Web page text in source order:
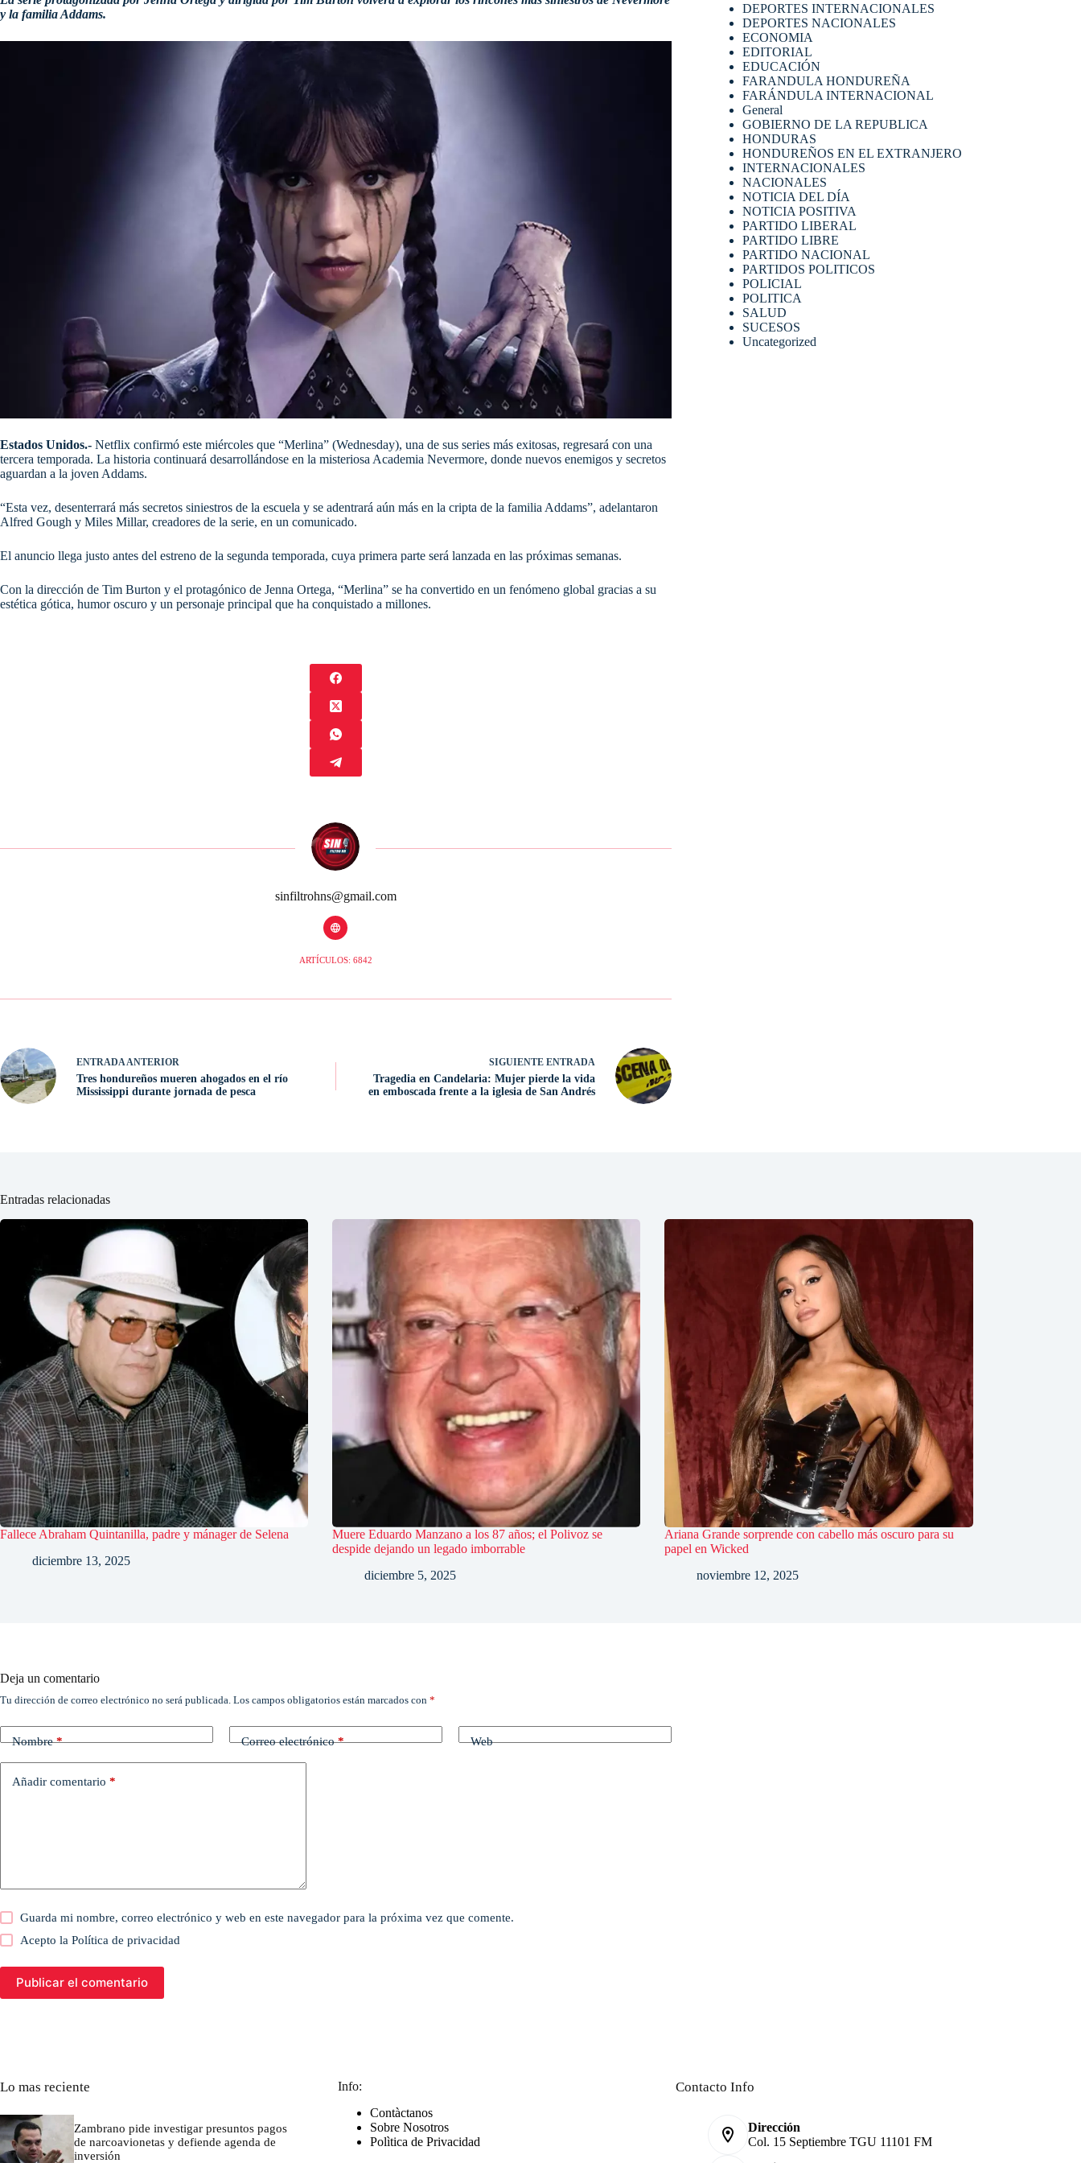
y la familia Addams.
Estados Unidos.- Netflix confirmó este miércoles que “Merlina” (Wednesday), una de sus series más exitosas, regresará con una
tercera temporada. La historia continuará desarrollándose en la misteriosa Academia Nevermore, donde nuevos enemigos y secretos
aguardan a la joven Addams.
“Esta vez, desenterrará más secretos siniestros de la escuela y se adentrará aún más en la cripta de la familia Addams”, adelantaron
Alfred Gough y Miles Millar, creadores de la serie, en un comunicado.
El anuncio llega justo antes del estreno de la segunda temporada, cuya primera parte será lanzada en las próximas semanas.
Con la dirección de Tim Burton y el protagónico de Jenna Ortega, “Merlina” se ha convertido en un fenómeno global gracias a su
estética gótica, humor oscuro y un personaje principal que ha conquistado a millones.
sinfiltrohns@gmail.com
ARTÍCULOS: 6842
ENTRADA ANTERIOR
Tres hondureños mueren ahogados en el río
Mississippi durante jornada de pesca
SIGUIENTE ENTRADA
Tragedia en Candelaria: Mujer pierde la vida
en emboscada frente a la iglesia de San Andrés
DEPORTES INTERNACIONALES
DEPORTES NACIONALES
ECONOMIA
EDITORIAL
EDUCACIÓN
FARANDULA HONDUREÑA
FARÁNDULA INTERNACIONAL
General
GOBIERNO DE LA REPUBLICA
HONDURAS
HONDUREÑOS EN EL EXTRANJERO
INTERNACIONALES
NACIONALES
NOTICIA DEL DÍA
NOTICIA POSITIVA
PARTIDO LIBERAL
PARTIDO LIBRE
PARTIDO NACIONAL
PARTIDOS POLITICOS
POLICIAL
POLITICA
SALUD
SUCESOS
Uncategorized
Entradas relacionadas
Fallece Abraham Quintanilla, padre y mánager de Selena
diciembre 13, 2025
Muere Eduardo Manzano a los 87 años; el Polivoz se
despide dejando un legado imborrable
diciembre 5, 2025
Ariana Grande sorprende con cabello más oscuro para su
papel en Wicked
noviembre 12, 2025
Deja un comentario
Tu dirección de correo electrónico no será publicada. Los campos obligatorios están marcados con *
Nombre* Correo electrónico* Web
Añadir comentario *
Guarda mi nombre, correo electrónico y web en este navegador para la próxima vez que comente.
Acepto laPolítica de privacidad
Publicar el comentario
Lo mas reciente
Zambrano pide investigar presuntos pagos
de narcoavionetas y defiende agenda de
inversión
Info:
Contàctanos
Sobre Nosotros
Polìtica de Privacidad
Contacto Info
Dirección
Col. 15 Septiembre TGU 11101 FM